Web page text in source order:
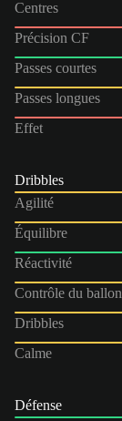
Centres
Précision CF
Passes courtes
Passes longues
Effet
Dribbles
Agilité
Équilibre
Réactivité
Contrôle du ballon
Dribbles
Calme
Défense